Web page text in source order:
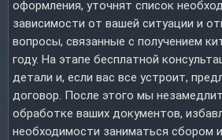
оформления, уточнят список
зависимости от вашей ситуации и
вопросы, связанные с получением
году. На этапе бесплатной
детали и, если вас все устроит,
договор. После этого мы
обработке ваших документов,
необходимости заниматься сбором